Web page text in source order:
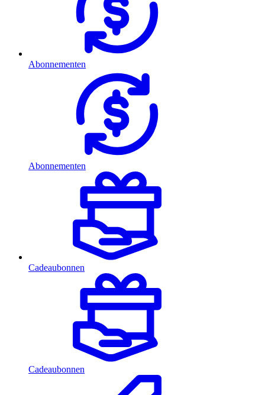
Abonnementen
Abonnementen
Cadeaubonnen
Cadeaubonnen